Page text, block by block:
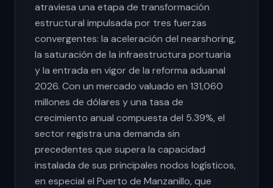
atraviesa una etapa de transformación
estructural impulsada por tres fuerzas
convergentes: la aceleración del nearshoring,
la saturación de la infraestructura portuaria
y la entrada en vigor de la reforma aduanal
2026. Con un mercado valuado en 131,060
millones de dólares y una tasa de
crecimiento anual compuesta del 5.39%, el
sector registra una demanda sin
precedentes que supera la capacidad
instalada de sus principales nodos logísticos,
en especial el Puerto de Manzanillo, que